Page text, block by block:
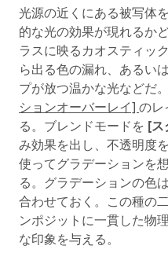
光源の近くにある被写体
的な光の効果が現れるか
ラスに映るカオスティッ
ら出る色の漏れ、あるい
プが放つ温かな光などだ
ションオーバーレイ] のレ
る。ブレンドモードを [ス
み効果を出し、不透明度
使ってグラデーションを
る。グラデーションの色
合わせておく。この種の
ンポジットに一貫した物
な印象を与える。